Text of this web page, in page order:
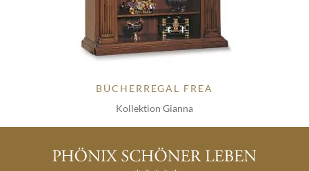
BÜCHERREGAL FREA
Kollektion Gianna